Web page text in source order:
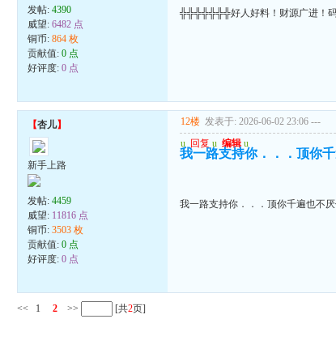
发帖:4390
威望:6482 点
铜币:864 枚
贡献值:0 点
好评度:0 点
╬╬╬╬╬╬╬好人好料！财源广进！码
【杏儿】
新手上路
发帖:4459
威望: 11816 点
铜币:3503 枚
贡献值:0 点
好评度:0 点
12楼 发表于: 2026-06-02 23:06 ---
u 回复 u 编辑 u
我一路支持你．．．顶你
我一路支持你．．．顶你千遍也不
<< 1 2 >> [共2页]